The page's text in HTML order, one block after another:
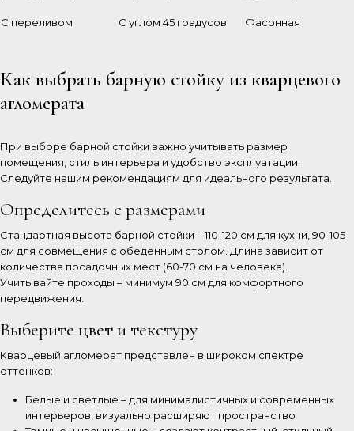
С переливом С углом 45 градусов Фасонная
Как выбрать барную стойку из кварцевого
агломерата
При выборе барной стойки важно учитывать размер
помещения, стиль интерьера и удобство эксплуатации.
Следуйте нашим рекомендациям для идеального результата.
Определитесь с размерами
Стандартная высота барной стойки – 110-120 см для кухни, 90-105
см для совмещения с обеденным столом. Длина зависит от
количества посадочных мест (60-70 см на человека).
Учитывайте проходы – минимум 90 см для комфортного
передвижения.
Выберите цвет и текстуру
Кварцевый агломерат представлен в широком спектре
оттенков:
Белые и светлые – для минималистичных и современных
интерьеров, визуально расширяют пространство